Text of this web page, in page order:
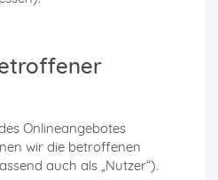
Onlineangebotes
wir die betroffenen
auch als „Nutzer“).